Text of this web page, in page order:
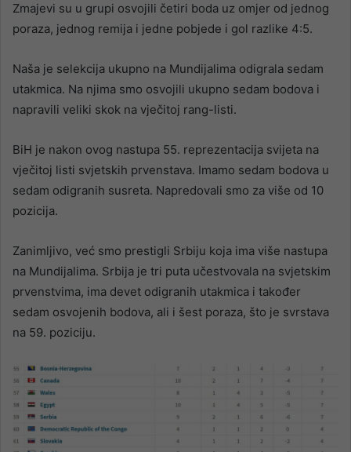
Zmajevi su u grupi osvojili četiri boda uz omjer od jednog
poraza, jednog remija i jedne pobjede i gol razlike 4:5.
Naša je selekcija ukupno na Mundijalima odigrala sedam
utakmica. Na njima smo osvojili ukupno sedam bodova i
napravili veliki skok na vječitoj rang-listi.
BiH je nakon ovog nastupa 55. reprezentacija svijeta na
vječitoj listi svjetskih prvenstava. Imamo sedam bodova u
sedam odigranih susreta. Napredovali smo za više od 10
pozicija.
Zanimljivo, već smo prestigli Srbiju koja ima više nastupa
na Mundijalima. Srbija je tri puta učestvovala na svjetskim
prvenstvima, ima devet odigranih utakmica i također
sedam osvojenih bodova, ali i šest poraza, što je svrstava
na 59. poziciju.